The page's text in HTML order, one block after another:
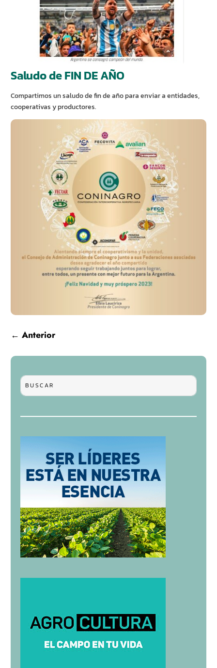
Saludo de FIN DE AÑO
Compartimos un saludo de fin de año para enviar a entidades,
cooperativas y productores.
←Anterior